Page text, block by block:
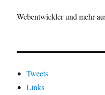
Webentwickler und mehr
Tweets
Links